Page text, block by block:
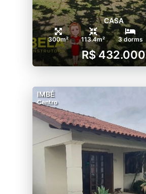
CASA
300m² 113.4m² 3 dorms
R$ 432.000
IMBÉ
Centro